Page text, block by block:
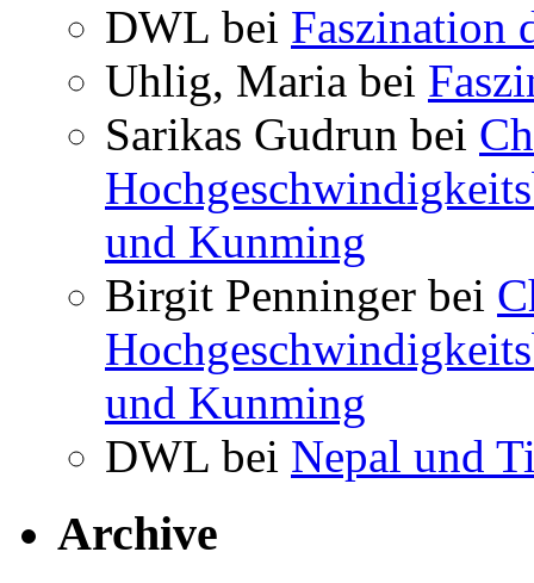
DWL bei Faszination
Uhlig, Maria bei
Sarikas Gudrun bei
und Kunming
Birgit Penninger bei
und Kunming
DWL bei Nepal und
Archive